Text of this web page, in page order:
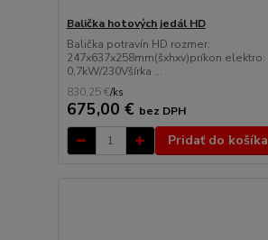
Balička hotových jedál HD
Balička potravín HD rozmer:
247x637x258mm(šxhxv)príkon elektro:
0,7kW/230Všírka ...
830,25 €/ks
675,00 € bez DPH
Pridať do košíka